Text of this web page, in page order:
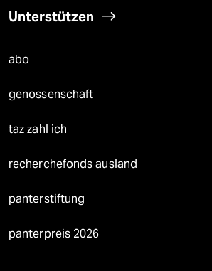
Unterstützen
abo
genossenschaft
taz zahl ich
recherchefonds ausland
panterstiftung
panterpreis 2026